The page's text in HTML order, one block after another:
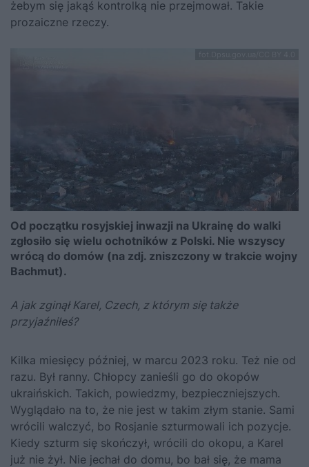
żebym się jakąś kontrolką nie przejmował. Takie
prozaiczne rzeczy.
Od początku rosyjskiej inwazji na Ukrainę do walki
zgłosiło się wielu ochotników z Polski. Nie wszyscy
wrócą do domów (na zdj. zniszczony w trakcie wojny
Bachmut).
A jak zginął Karel, Czech, z którym się także
przyjaźniłeś?
Kilka miesięcy później, w marcu 2023 roku. Też nie od
razu. Był ranny. Chłopcy zanieśli go do okopów
ukraińskich. Takich, powiedzmy, bezpieczniejszych.
Wyglądało na to, że nie jest w takim złym stanie. Sami
wrócili walczyć, bo Rosjanie szturmowali ich pozycje.
Kiedy szturm się skończył, wrócili do okopu, a Karel
już nie żył. Nie jechał do domu, bo bał się, że mama